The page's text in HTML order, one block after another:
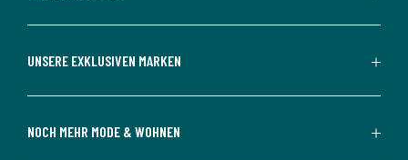
UNSERE EXKLUSIVEN MARKEN
NOCH MEHR MODE & WOHNEN